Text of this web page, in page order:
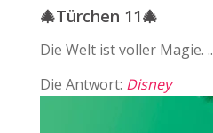
🎄Türchen 11🎄
Die Welt ist voller Magie. ..
Die Antwort: Disney